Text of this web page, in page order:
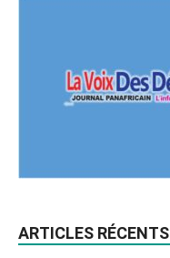
ARTICLES RÉCENTS